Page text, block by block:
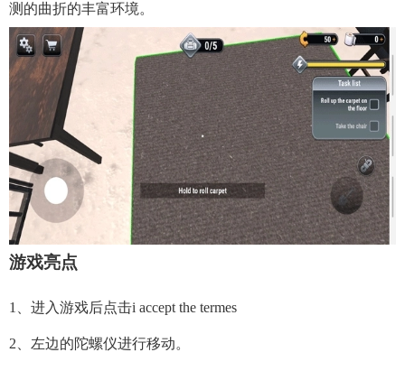
测的曲折的丰富环境。
游戏亮点
1、进入游戏后点击i accept the termes
2、左边的陀螺仪进行移动。